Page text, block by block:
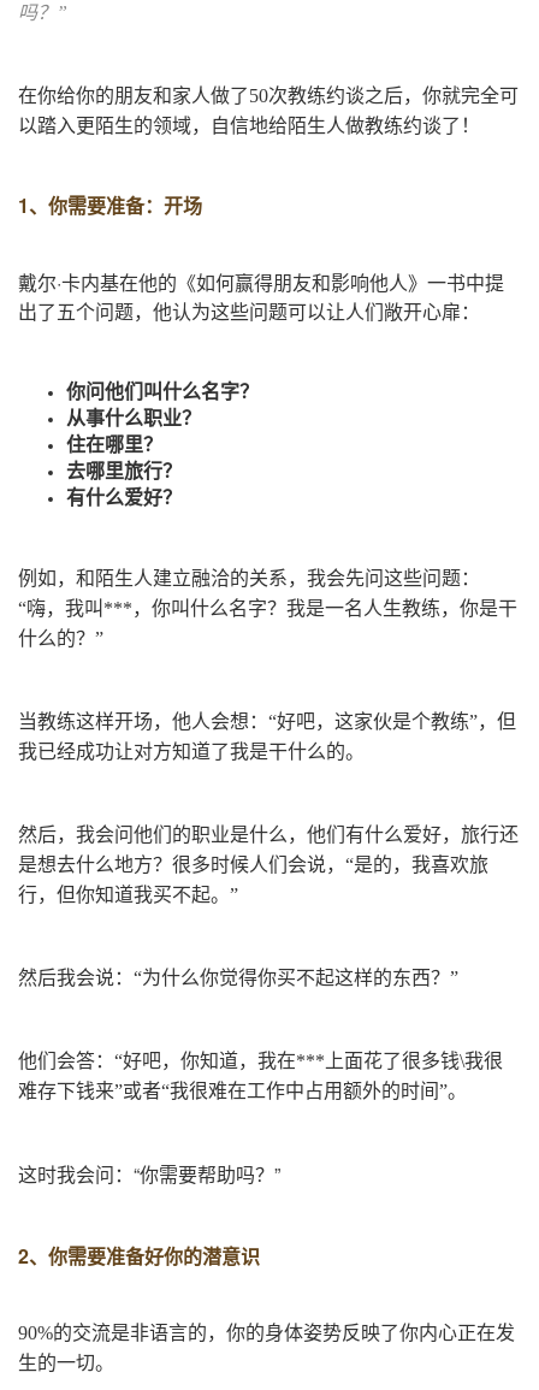
吗？”
在你给你的朋友和家人做了50次教练约谈之后，你就完全可
以踏入更陌生的领域，自信地给陌生人做教练约谈了！
1、 你需要准备：开场
戴尔·卡内基在他的《如何赢得朋友和影响他人》一书中提
出了五个问题，他认为这些问题可以让人们敞开心扉：
你问他们叫什么名字？
从事什么职业？
住在哪里？
去哪里旅行？
有什么爱好？
例如，和陌生人建立融洽的关系，我会先问这些问题：
“嗨，我叫***，你叫什么名字？我是一名人生教练，你是干
什么的？”
当教练这样开场，他人会想：“好吧，这家伙是个教练”，但
我已经成功让对方知道了我是干什么的。
然后，我会问他们的职业是什么，他们有什么爱好，旅行还
是想去什么地方？很多时候人们会说，“是的，我喜欢旅
行，但你知道我买不起。”
然后我会说：“为什么你觉得你买不起这样的东西？”
他们会答：“好吧，你知道，我在***上面花了很多钱\我很
难存下钱来”或者“我很难在工作中占用额外的时间”。
这时我会问：“你需要帮助吗？”
2、 你需要准备好你的潜意识
90%的交流是非语言的，你的身体姿势反映了你内心正在发
生的一切。